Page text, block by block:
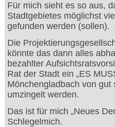
Für mich sieht es so aus,
Stadtgebietes möglichst
gefunden werden (sollen).
Die
könnte das dann alles
bezahlter
Rat der Stadt ein „ES
Mönchengladbach von
umzingelt werden.
Das ist für mich „Neues
Schlegelmich.